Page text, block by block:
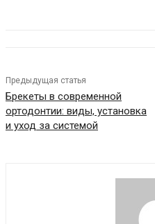
Предыдущая статья
Брекеты в современной
ортодонтии: виды, установка
и уход за системой